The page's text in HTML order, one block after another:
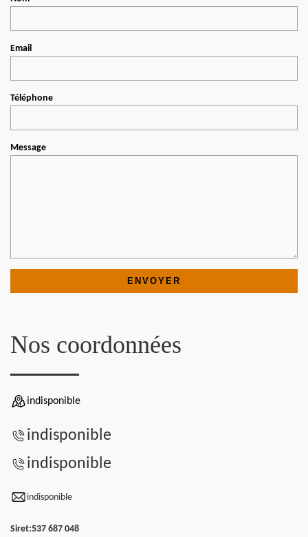
Email
Téléphone
Message
Nos coordonnées
indisponible
indisponible
indisponible
indisponible
Siret:537 687 048